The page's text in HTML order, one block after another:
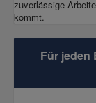
zuverlässige
kommt.
Für jeden